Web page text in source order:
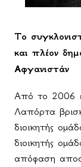
Το
και πλέον
Αφγανιστάν
Από το 2006
Λαπόρτα
διοικητής
διοικητής
απόφαση